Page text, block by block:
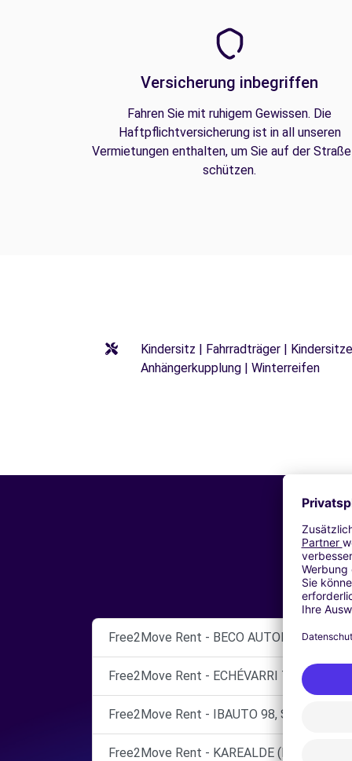
Versicherung inbegriffen
Fahren Sie mit ruhigem Gewissen. Die
Haftpflichtversicherung ist in all unseren
Vermietungen enthalten, um Sie auf der
schützen.
Kindersitz | Fahrradträger |
Anhängerkupplung | Winterreifen
Free2Move Rent - BECO AUTOMOCION,
Free2Move Rent - ECHÉVARRI TURISMOS
Free2Move Rent - IBAUTO 98, S.R.L. -
Free2Move Rent - KAREALDE (P)